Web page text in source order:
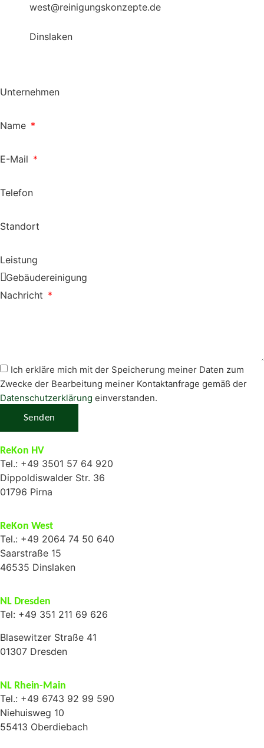
west@reinigungskonzepte.de
Dinslaken
Unternehmen
Name
E-Mail
Telefon
Standort
Leistung
Nachricht
Ich erkläre mich mit der Speicherung meiner Daten zum
Zwecke der Bearbeitung meiner Kontaktanfrage gemäß der
Datenschutzerklärung einverstanden.
Senden
ReKon HV
Tel.: +49 3501 57 64 920
Dippoldiswalder Str. 36
01796 Pirna
ReKon West
Tel.: +49 2064 74 50 640
Saarstraße 15
46535 Dinslaken
NL Dresden
Tel: +49 351 211 69 626
Blasewitzer Straße 41
01307 Dresden
NL Rhein-Main
Tel.: +49 6743 92 99 590
Niehuisweg 10
55413 Oberdiebach